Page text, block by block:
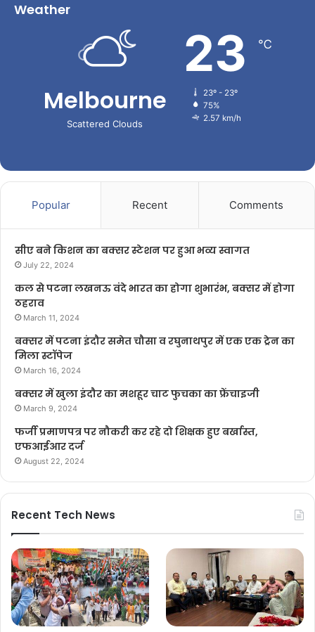
Weather
Melbourne
Scattered Clouds
23 ℃
23º - 23º
75%
2.57 km/h
Popular Recent Comments
सीए बने किशन का बक्सर स्टेशन पर हुआ भव्य स्वागत
July 22, 2024
कल से पटना लखनऊ वंदे भारत का होगा शुभारंभ, बक्सर में होगा
ठहराव
March 11, 2024
बक्सर में पटना इंदौर समेत चौसा व रघुनाथपुर में एक एक ट्रेन का
मिला स्टॉपेज
March 16, 2024
बक्सर में खुला इंदौर का मशहूर चाट फुचका का फ्रेंचाइजी
March 9, 2024
फर्जी प्रमाणपत्र पर नौकरी कर रहे दो शिक्षक हुए बर्खास्त,
एफआईआर दर्ज
August 22, 2024
Recent Tech News